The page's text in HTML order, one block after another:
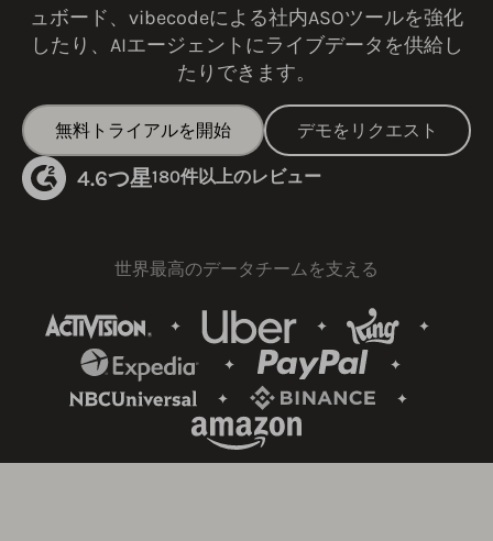
ュボード、vibecodeによる社内ASOツールを強化
したり、AIエージェントにライブデータを供給し
たりできます。
無料トライアルを開始 デモをリクエスト
4.6つ星180件以上のレビュー
世界最高のデータチームを支える